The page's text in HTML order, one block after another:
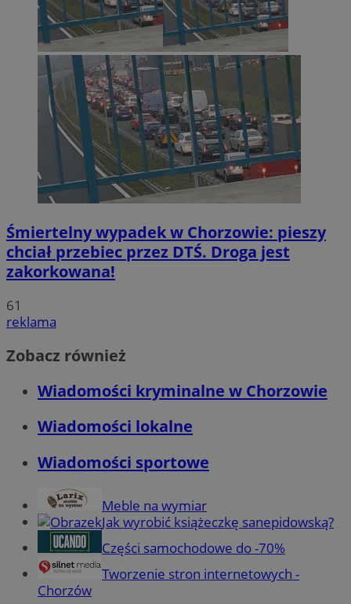
Śmiertelny wypadek w Chorzowie: pieszy
chciał przebiec przez DTŚ. Droga jest
zakorkowana!
61
reklama
Zobacz również
Wiadomości kryminalne w Chorzowie
Wiadomości lokalne
Wiadomości sportowe
Meble na wymiar
Jak wyrobić książeczkę sanepidowską?
Części samochodowe do -70%
Tworzenie stron internetowych -
Chorzów